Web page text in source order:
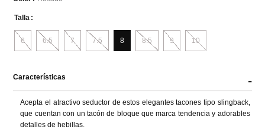
Talla
6 6.5 7 7.5 8 8.5 9 10
Características -
Acepta el atractivo seductor de estos elegantes tacones tipo slingback,
que cuentan con un tacón de bloque que marca tendencia y adorables
detalles de hebillas.